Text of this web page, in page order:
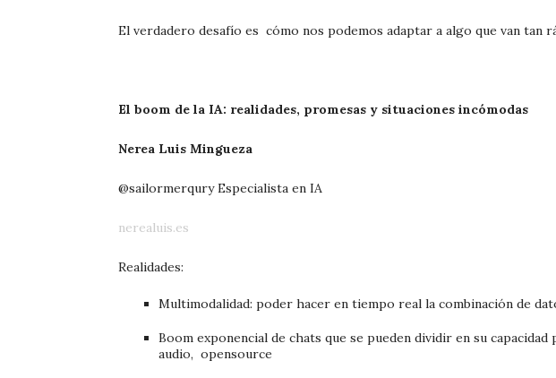
El verdadero desafío es cómo nos podemos adaptar a algo que van tan
El boom de la IA: realidades, promesas y situaciones incómodas
Nerea Luis Mingueza
@sailormerqury Especialista en IA
nerealuis.es
Realidades:
Multimodalidad: poder hacer en tiempo real la combinación de
Boom exponencial de chats que se pueden dividir en su capacidad
audio, opensource